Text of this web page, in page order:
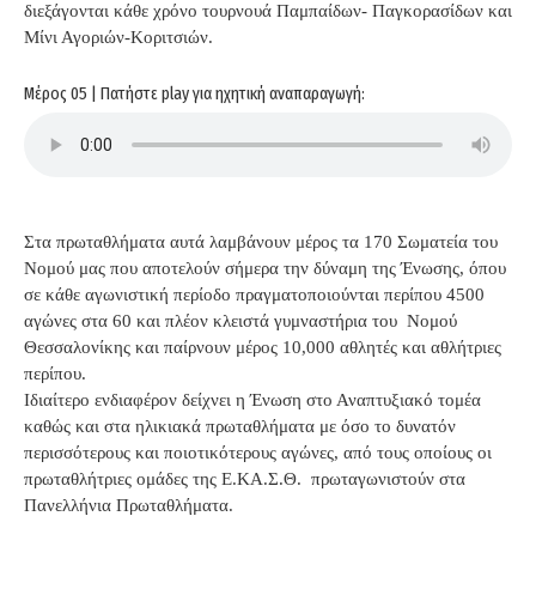
διεξάγονται κάθε χρόνο τουρνουά Παμπαίδων- Παγκορασίδων και
Μίνι Αγοριών-Κοριτσιών.
Μέρος 05 | Πατήστε play για ηχητική αναπαραγωγή:
Στα πρωταθλήματα αυτά λαμβάνουν μέρος τα 170 Σωματεία του
Νομού μας που αποτελούν σήμερα την δύναμη της Ένωσης, όπου
σε κάθε αγωνιστική περίοδο πραγματοποιούνται περίπου 4500
αγώνες στα 60 και πλέον κλειστά γυμναστήρια του Νομού
Θεσσαλονίκης και παίρνουν μέρος 10,000 αθλητές και αθλήτριες
περίπου.
Ιδιαίτερο ενδιαφέρον δείχνει η Ένωση στο Αναπτυξιακό τομέα
καθώς και στα ηλικιακά πρωταθλήματα με όσο το δυνατόν
περισσότερους και ποιοτικότερους αγώνες, από τους οποίους οι
πρωταθλήτριες ομάδες της Ε.ΚΑ.Σ.Θ. πρωταγωνιστούν στα
Πανελλήνια Πρωταθλήματα.